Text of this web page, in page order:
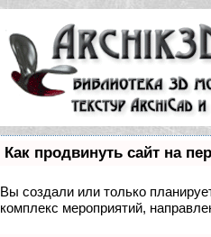
Как продвинуть сайт на
Вы создали или только
комплекс мероприятий,